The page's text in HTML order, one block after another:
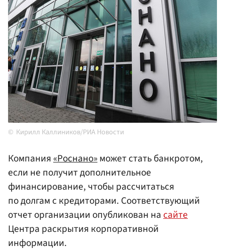
Кирилл Каллиников/РИА Новости
Компания«Роснано»может стать банкротом,
если не получит дополнительное
финансирование, чтобы рассчитаться
по долгам с кредиторами. Соответствующий
отчет организации опубликован насайте
Центра раскрытия корпоративной
информации.